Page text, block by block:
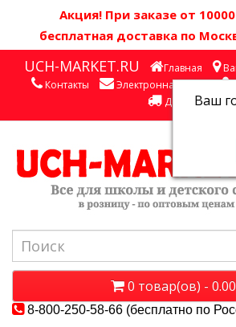
Акция! При заказе от
бесплатная доставка по
UCH-MARKET.RU Главная
Ваш
Контакты Электронная почта
Доставка
0 товар(ов) -
8-800-250-58-66 (бесплатно по